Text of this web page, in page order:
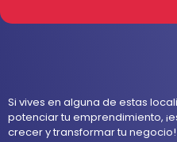
Si vives en alguna de estas
potenciar tu emprendimiento,
crecer y transformar tu negocio!